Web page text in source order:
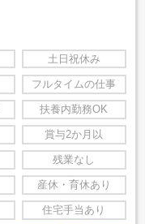
土日祝休み
フルタイムの仕事
扶養内勤務OK
賞与2か月以
残業なし
産休・育休あり
住宅手当あり